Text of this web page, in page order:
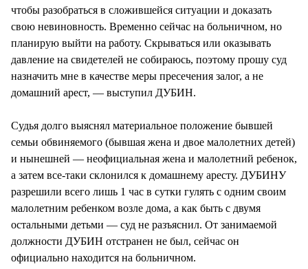
чтобы разобраться в сложившейся ситуации и доказать
свою невиновность. Временно сейчас на больничном, но
планирую выйти на работу. Скрываться или оказывать
давление на свидетелей не собираюсь, поэтому прошу суд
назначить мне в качестве меры пресечения залог, а не
домашний арест, — выступил ДУБИН.
Судья долго выяснял материальное положение бывшей
семьи обвиняемого (бывшая жена и двое малолетних детей)
и нынешней — неофициальная жена и малолетний ребенок,
а затем все-таки склонился к домашнему аресту. ДУБИНУ
разрешили всего лишь 1 час в сутки гулять с одним своим
малолетним ребенком возле дома, а как быть с двумя
остальными детьми — суд не разъяснил. От занимаемой
должности ДУБИН отстранен не был, сейчас он
официально находится на больничном.